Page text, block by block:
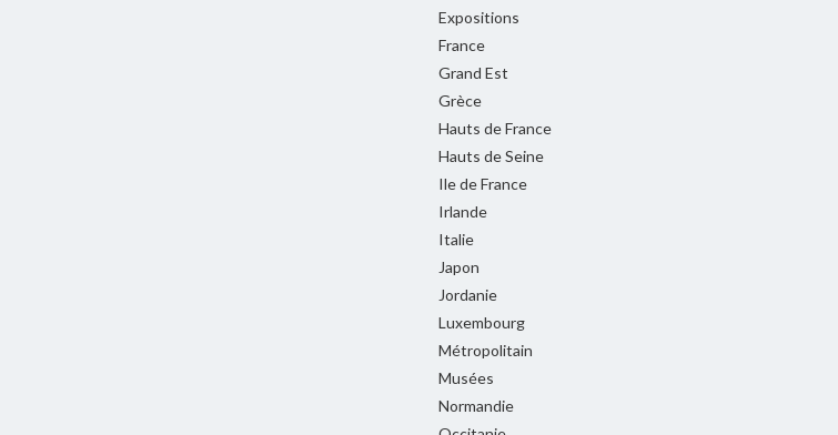
Expositions
France
Grand Est
Grèce
Hauts de France
Hauts de Seine
Ile de France
Irlande
Italie
Japon
Jordanie
Luxembourg
Métropolitain
Musées
Normandie